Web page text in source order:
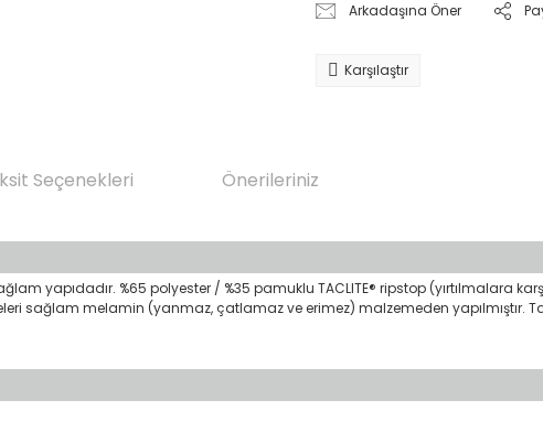
Arkadaşına Öner
Karşılaştır
Seçenekleri Önerileriniz
yapıdadır. %65 polyester / %35 pamuklu TACLITE® ripstop (yırtılmalara
sağlam melamin (yanmaz, çatlamaz ve erimez) malzemeden